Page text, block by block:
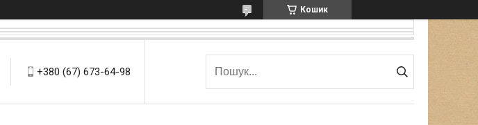
Кошик
+380 (67) 673-64-98